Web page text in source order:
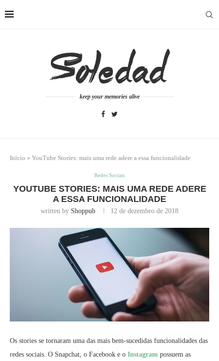
keep your memories alive
Início » YouTube Stories: mais uma rede adere a essa funcionalidade
Redes Sociais
YOUTUBE STORIES: MAIS UMA REDE ADERE
A ESSA FUNCIONALIDADE
written by Shoppub 12 de dezembro de 2018
Os stories se tornaram uma das mais bem-sucedidas funcionalidades das
redes sociais. O Snapchat, o Facebook e o Instagram possuem as